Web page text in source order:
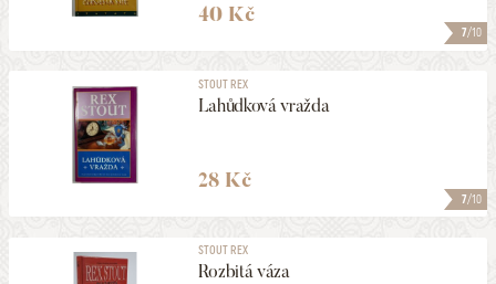
7/10
40 Kč
7/10
STOUT REX
Lahůdková vražda
28 Kč
STOUT REX
Rozbitá váza